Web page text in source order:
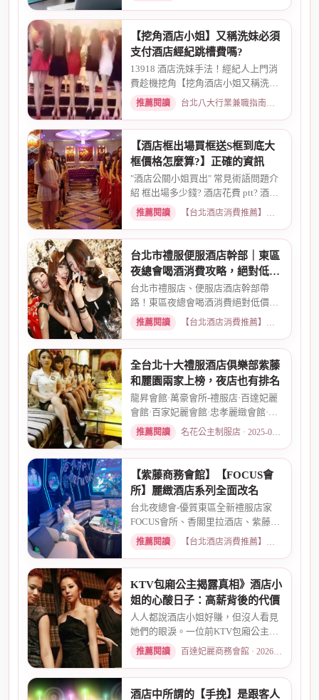
【挖角酒店小姐】又稱洗妹必須
支付酒店經紀跳槽費嗎?
13918 酒店洗妹手法！經紀人上門消
費趁機挖角【挖角酒店小姐又稱洗妹
必須支付酒店經紀跳槽費嗎?...
推薦閱讀 台北八大行業兼職指南：熱門職缺與求職須知 · 2026-06-04
【酒店框出場買框送S框到底大
框價格怎麼算?】正確的資訊
"酒店公關小姐買出" 常見術語問題介
紹 框出場多少錢? 酒店花費 ptt? 酒店
帶出場價錢? 酒店帳單pt...
推薦閱讀 【台北酒店消費推薦】各大商務酒店、夜總會試算 · 2026-03-14
台北市禮服便服酒店幹部｜東區
夜總會喝酒消費攻略，絕對低價
優惠
台北市禮服店、便服店酒店幹部帶
路！東區夜總會喝酒消費絕對低價優
惠。專業幹部安排，包廂費、小...
推薦閱讀 【台北酒店消費推薦】各大商務酒店、夜總會試算 · 2026-03-15
全台北十大禮服酒店俱樂部紫藤
和麗園兩家上榜，夜店也有排名
龍昇會館·萬豪會所-禮服店·百達妃麗
會館·百家妃麗會館·忠孝麗緻會館·敦
南麗緻會館·金荷會...
推薦閱讀 名花公主制服店 · 2025-02-01
【紫藤商務會館】【FOCUS會
所】麗緻酒店系列全面改名
台北夜總會-優質東區全新禮服店家
FOCUS會所、香閣里拉酒店、紫藤名
店、酒店幹部就是為了給你更好...
推薦閱讀 【台北酒店消費推薦】各大商務酒店、夜總會試算 · 2026-03-30
KTV包廂公主揭露真相》酒店小
姐的心酸日子：高薪背後的代價
人人都說酒店小姐好賺，但沒人看見
她們的眼淚。一位前KTV包廂公主首
度自曝，從入行初衷、被客人...
推薦閱讀 百達妃麗商務會館 · 2026-05-10
酒店中所謂的【手挽】是跟客人